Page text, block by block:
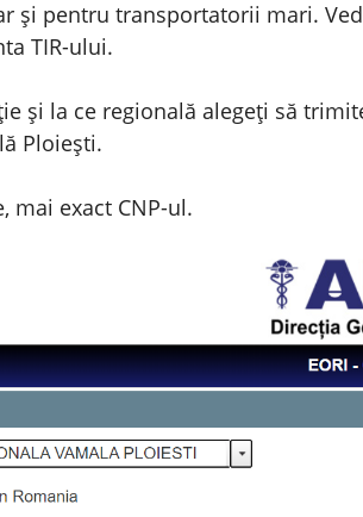
și pentru transportatorii mari.
TIR-ului.
și la ce regională alegeți să
Ploiești.
mai exact CNP-ul.